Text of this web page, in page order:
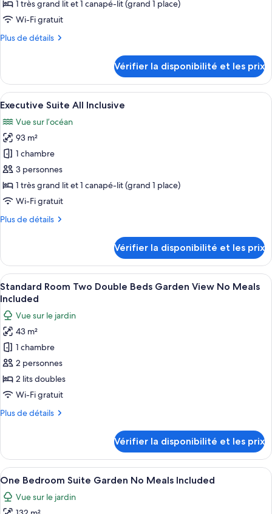
de
chambre :
Executive
Meals
Included
1 très grand lit et 1 canapé-lit (grand 1 place)
Wi-Fi gratuit
Plus de détails
Plus
le
type
de
Executive
Suite
No
Meals
Included
Vérifier la disponibilité et les prix
Afficher
toutes
les
photos
pour
ce
type
de
chambre :
Executive
Inclusive
Une chambre d’hôtel avec un lit, un
8
Executive Suite All Inclusive
Vue sur l’océan
93 m²
1 chambre
3 personnes
1 très grand lit et 1 canapé-lit (grand 1 place)
Wi-Fi gratuit
Plus de détails
Plus
le
type
de
chambre
Suite
All
Inclusive
Vérifier la disponibilité et les prix
Afficher
toutes
les
photos
pour
ce
type
de
chambre :
Room
Beds
Garden
View
No
Une terrasse d’hôtel avec des
8
Standard Room Two Double Beds Garden View No Meals
Included
Vue sur le jardin
43 m²
1 chambre
2 personnes
2 lits doubles
Wi-Fi gratuit
Plus de détails
Plus
le
type
de
chambre
Standard
Room
Vérifier la disponibilité et les prix
Afficher
toutes
les
Une terrasse d’hôtel avec des
6
One Bedroom Suite Garden No Meals Included
Vue sur le jardin